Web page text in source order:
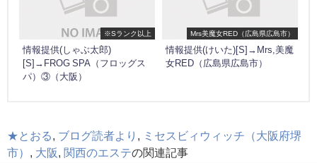
※Sランク以上
情報提供(しゃぶ太郎)
[S]→FROG SPA（フロッグス
パ）③（大阪）
Mrs美魔女RED（広島県広島市）
情報提供(けいた)[S]→Mrs,美魔
女RED（広島県広島市）
★とおる ブログ読者より
ミセスビィウィッチ（大阪府堺
市）
大阪 関西のエステの関連記事